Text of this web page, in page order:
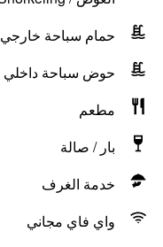
حمام سباحة خارجي
حوض سباحة داخلي
مطعم
بار / صالة
خدمة الغرف
واي فاي مجاني